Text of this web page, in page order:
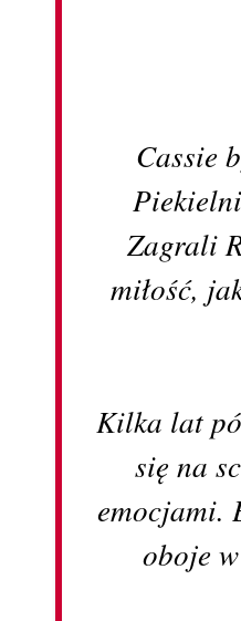
Cassie
Zagrali
miłość,
Kilka lat
się na
emocjami.
oboje